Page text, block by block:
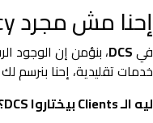
إحنا مش مجرد Agency.. إحنا شركاء نجاحك الرقمي
فيDCS، بنؤمن إن
خدمات تقليدية، إحنا بنرسم لك
ليه الـ Clients بيختاروا DCS؟